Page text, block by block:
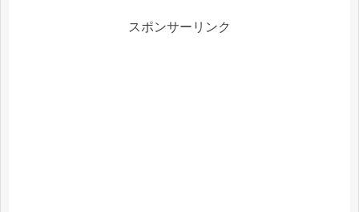
スポンサーリンク